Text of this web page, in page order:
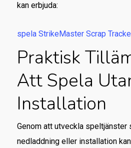
kan erbjuda:
spela StrikeMaster Scrap
Praktisk
Att Spela
Installation
Genom att utveckla speltjänster
nedladdning eller installation